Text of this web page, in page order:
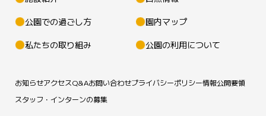
公園での過ごし方
園内マップ
私たちの取り組み
公園の利用について
お知らせアクセスQ&Aお問い合わせプライバシーポリシー情報公開要領
スタッフ・インターンの募集